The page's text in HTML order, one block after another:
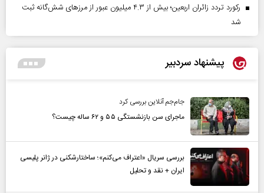
رکورد تردد زائران اربعین؛ بیش از ۴.۳ میلیون عبور از مرزهای شش‌گانه ثبت
شد
پیشنهاد سردبیر
جام‌جم آنلاین بررسی کرد
ماجرای سن بازنشستگی ۵۵ و ۶۲ ساله چیست؟
بررسی سریال «اعتراف می‌کنم»؛ ساختارشکنی در ژانر پلیسی
ایران + نقد و تحلیل